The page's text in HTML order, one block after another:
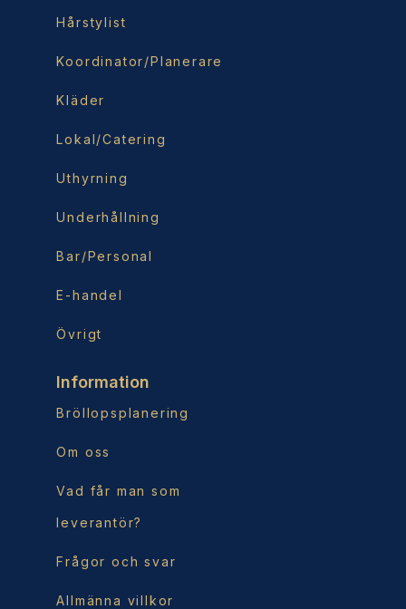
Hårstylist
Koordinator/Planerare
Kläder
Lokal/Catering
Uthyrning
Underhållning
Bar/Personal
E-handel
Övrigt
Information
Bröllopsplanering
Om oss
Vad får man som
leverantör?
Frågor och svar
Allmänna villkor